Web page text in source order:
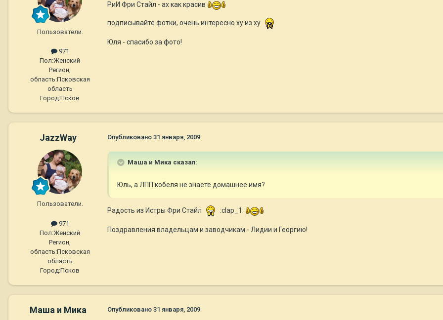
Пользователи.
971
Пол:Женский
Регион,
область:Псковская
область
Город:Псков
РиИ Фри Стайл - ах как красив
подписывайте фотки, очень интересно ху из ху
Юля - спасибо за фото!
JazzWay
Пользователи.
971
Пол:Женский
Регион,
область:Псковская
область
Город:Псков
Опубликовано 31 января, 2009
Маша и Мика сказал:
Юль, а ЛПП кобеля не знаете домашнее имя?
Радость из Истры Фри Стайл :clap_1:
Поздравления владельцам и заводчикам - Лидии и Георгию!
Маша и Мика Опубликовано 31 января, 2009